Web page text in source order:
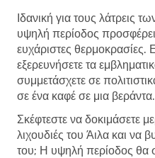
Ιδανική για τους λάτρεις
υψηλή περίοδος
ευχάριστες θερμοκρασίες.
εξερευνήσετε τα
συμμετάσχετε σε
σε ένα καφέ σε μια βεράντα.
Σκέφτεστε να δοκιμάσετε
λιχουδιές του Άιλα και να
του; Η υψηλή περίοδος θα